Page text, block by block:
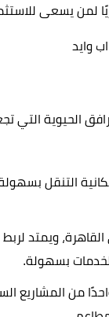
لمن يسعى
وايد
الحيوية التي
التنقل
ويمتد
بسهولة.
من المشاريع